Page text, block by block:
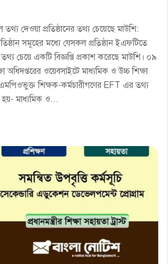
দেওয়া প্রতিষ্ঠানের তথ্য চেয়েছে মাউশি:
সমূহের মধ্যে যেসকল প্রতিষ্ঠান ইএফটিতে
চেয়ে একটি বিজ্ঞপ্তি প্রকাশ করেছে মাউশি। ০৯
অধিদপ্তরের ওয়েবসাইটে মাধ্যমিক ও উচ্চ শিক্ষা
শিক্ষক-কর্মচারীগণের EFT এর তথ্য
হয়- মাধ্যমিক ও…